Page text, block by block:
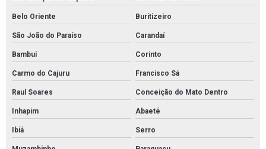
Manta absorvente hidrofóbica para óleo e combustíveis
Manta absorvente industrial
Manta absorvente para derramamento de óleo industrial
Manta absorvente para indústrias
Manta absorvente para manutenção industrial
Belo Oriente Buritizeiro
São João do Paraíso Carandaí
Bambuí Corinto
Carmo do Cajuru Francisco Sá
Raul Soares Conceição do Mato Dentro
Inhapim Abaeté
Ibiá Serro